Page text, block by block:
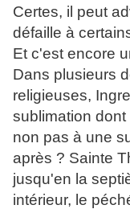
Certes, il peut
défaille à
Et c'est encore
Dans plusieurs
religieuses,
sublimation
non pas à une
après ? Sainte
jusqu'en la
intérieur, le